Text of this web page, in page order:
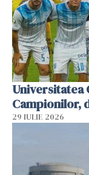
Universitatea
Campionilor,
29 IULIE 2026